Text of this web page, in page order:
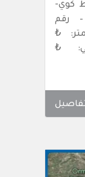
كوي-
– رقم
المتر: ₺
₺